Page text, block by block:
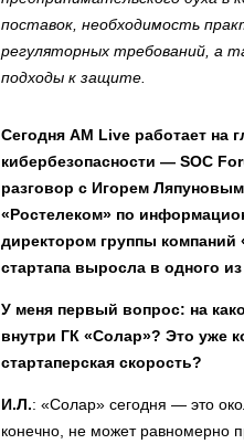
поставок, необходимость
регуляторных требований, а
подходы к защите.
Сегодня AM Live работает на
кибербезопасности — SOC
разговор с Игорем
«Ростелеком» по
директором группы компаний
стартапа выросла в одного
У меня первый вопрос: на
внутри ГК «Солар»? Это уже
стартаперская скорость?
И.Л.: «Солар» сегодня — это
конечно, не может равномерно